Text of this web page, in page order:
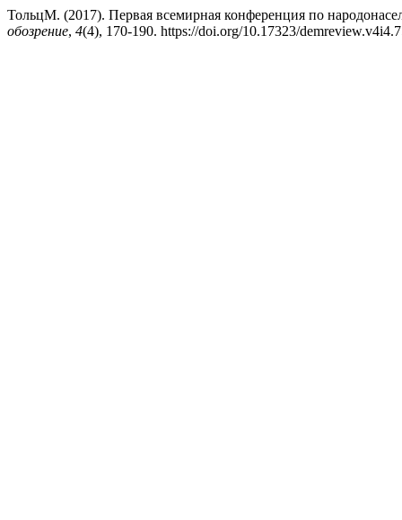
ТольцМ. (2017). Первая всемирная конференция по
обозрение, 4(4), 170-190. https://doi.org/10.17323/